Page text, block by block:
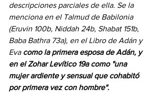
descripciones parciales de ella. Se la
menciona en el Talmud de Babilonia
(Eruvin 100b, Niddah 24b, Shabat 151b,
Baba Bathra 73a), en el Libro de Adán y
Eva como la primera esposa de Adán, y
en el Zohar Levítico 19a como "una
mujer ardiente y sensual que cohabitó
por primera vez con hombre".